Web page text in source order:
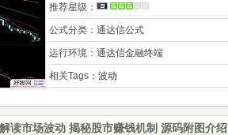
推荐星级：
公式分类： 通达信公式
运行环境： 通达信金融终端
相关Tags： 波动
读市场波动 揭秘股市赚钱机制 源码附图介绍